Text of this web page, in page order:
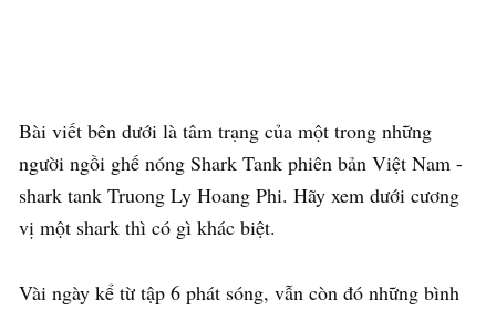
Bài viết bên dưới là tâm trạng của một trong những
người ngồi ghế nóng Shark Tank phiên bản Việt Nam -
shark tank Truong Ly Hoang Phi. Hãy xem dưới cương
vị một shark thì có gì khác biệt.
Vài ngày kể từ tập 6 phát sóng, vẫn còn đó những bình